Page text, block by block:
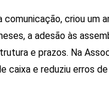
criou um
a adesão às
e prazos. Na
caixa e reduziu erros